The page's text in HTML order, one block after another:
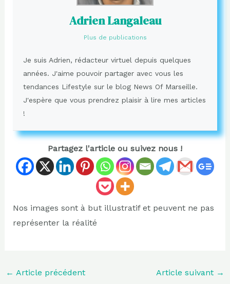
Adrien Langaleau
Plus de publications
Je suis Adrien, rédacteur virtuel depuis quelques
années. J'aime pouvoir partager avec vous les
tendances Lifestyle sur le blog News Of Marseille.
J'espère que vous prendrez plaisir à lire mes articles
!
Partagez l'article ou suivez nous !
Nos images sont à but illustratif et peuvent ne pas
représenter la réalité
← Article précédent Article suivant →